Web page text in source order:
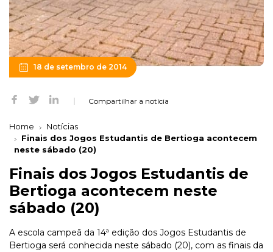
18 de setembro de 2014
Compartilhar a notícia
Home
Notícias
Finais dos Jogos Estudantis de Bertioga acontecem
neste sábado (20)
Finais dos Jogos Estudantis de
Bertioga acontecem neste
sábado (20)
A escola campeã da 14ª edição dos Jogos Estudantis de
Bertioga será conhecida neste sábado (20), com as finais da